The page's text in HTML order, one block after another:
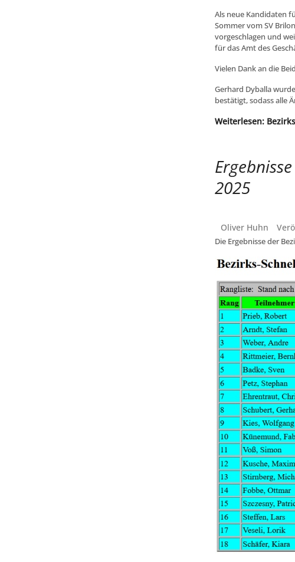
Als neue Kandidaten
Sommer vom SV
vorgeschlagen und
für das Amt des
Vielen Dank an die
Gerhard Dyballa
bestätigt, sodass alle
Weiterlesen:
2025
Oliver Huhn
Die Ergebnisse der